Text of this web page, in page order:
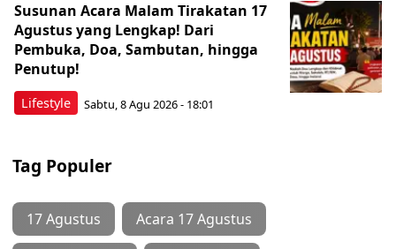
Lifestyle
Susunan Acara Malam Tirakatan 17
Agustus yang Lengkap! Dari
Pembuka, Doa, Sambutan, hingga
Penutup!
Sabtu, 8 Agu 2026 - 18:01
Tag Populer
17 Agustus Acara 17 Agustus